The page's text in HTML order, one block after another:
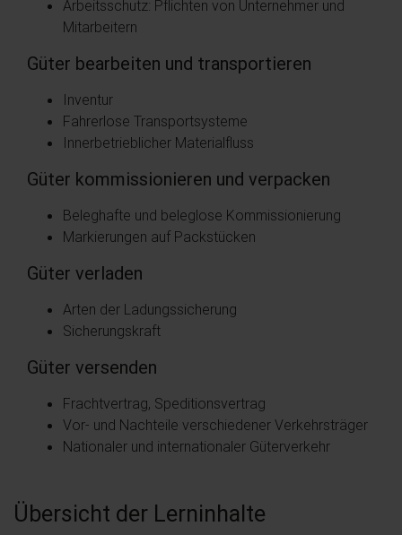
Arbeitsschutz: Pflichten von Unternehmer und
Mitarbeitern
Güter bearbeiten und transportieren
Inventur
Fahrerlose Transportsysteme
Innerbetrieblicher Materialfluss
Güter kommissionieren und verpacken
Beleghafte und beleglose Kommissionierung
Markierungen auf Packstücken
Güter verladen
Arten der Ladungssicherung
Sicherungskraft
Güter versenden
Frachtvertrag, Speditionsvertrag
Vor- und Nachteile verschiedener Verkehrsträger
Nationaler und internationaler Güterverkehr
Übersicht der Lerninhalte